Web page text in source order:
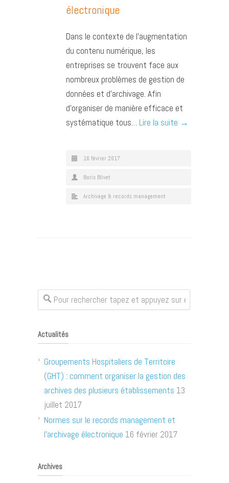
électronique
Dans le contexte de l’augmentation
du contenu numérique, les
entreprises se trouvent face aux
nombreux problèmes de gestion de
données et d’archivage. Afin
d’organiser de manière efficace et
systématique tous… Lire la suite →
16 février 2017
Boris Blivet
Archivage & records management
Actualités
Groupements Hospitaliers de Territoire
(GHT) : comment organiser la gestion des
archives des plusieurs établissements 13
juillet 2017
Normes sur le records management et
l’archivage électronique 16 février 2017
Archives